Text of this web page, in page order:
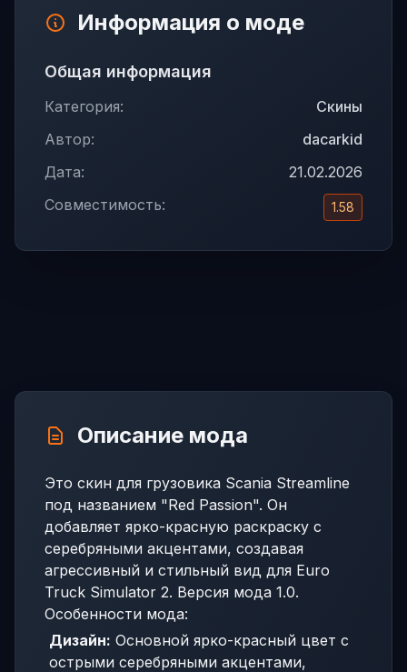
Информация о моде
Общая информация
Категория:
Скины
Автор:
dacarkid
Дата:
21.02.2026
Совместимость:
1.58
Описание мода
Это скин для грузовика Scania Streamline
под названием "Red Passion". Он
добавляет ярко-красную раскраску с
серебряными акцентами, создавая
агрессивный и стильный вид для Euro
Truck Simulator 2. Версия мода 1.0.
Особенности мода:
Дизайн: Основной ярко-красный цвет с
острыми серебряными акцентами,